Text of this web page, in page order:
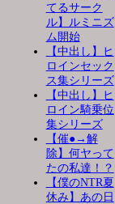
てるサーク
ル】ルミニズ
ム開始
【中出し】ヒ
ロインセック
ス集シリーズ
【中出し】ヒ
ロイン騎乗位
集シリーズ
【催●→解
除】何ヤって
たの私達！？
【僕のNTR夏
休み】あの日